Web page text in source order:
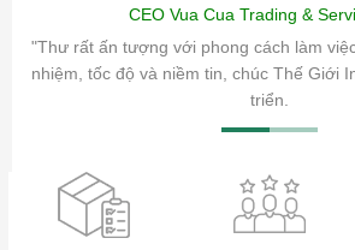
CEO Vua Cua Trading &
"Thư rất ấn tượng với phong cách làm
nhiệm, tốc độ và niềm tin, chúc Thế Giới
triển.
sóc